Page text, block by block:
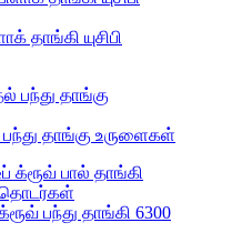
தாங்கி யுசிபி
தாங்கு உருளைகள்
பந்து தாங்கி 6300